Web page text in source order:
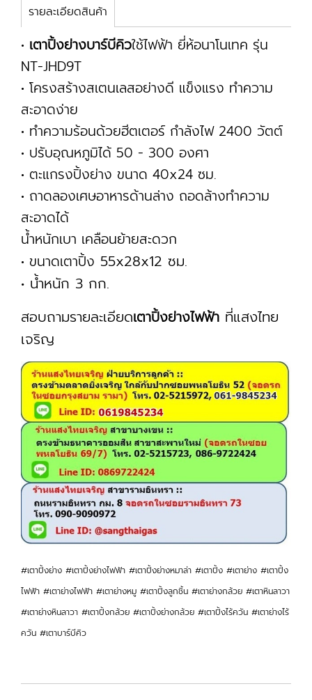
รายละเอียดสินค้า
• เตาปิ้งย่างบาร์บีคิวใช้ไฟฟ้า ยี่ห้อนาโนเทค รุ่น
NT-JHD9T
• โครงสร้างสเตนเลสอย่างดี แข็งแรง ทำความ
สะอาดง่าย
• ทำความร้อนด้วยฮีตเตอร์ กำลังไฟ 2400 วัตต์
• ปรับอุณหภูมิได้ 50 - 300 องศา
• ตะแกรงปิ้งย่าง ขนาด 40x24 ซม.
• ถาดลองเศษอาหารด้านล่าง ถอดล้างทำความ
สะอาดได้
น้ำหนักเบา เคลือนย้ายสะดวก
• ขนาดเตาปิ้ง 55x28x12 ซม.
• น้ำหนัก 3 กก.
สอบถามรายละเอียดเตาปิ้งย่างไฟฟ้า ที่แสงไทย
เจริญ
#เตาปิ้งย่าง #เตาปิ้งย่างไฟฟ้า #เตาปิ้งย่างหมาล่า #เตาปิ้ง #เตาย่าง #เตาปิ้ง
ไฟฟ้า #เตาย่างไฟฟ้า #เตาย่างหมู #เตาปิ้งลูกชิ้น #เตาย่างกล้วย #เตาหินลาวา
#เตาย่างหินลาวา #เตาปิ้งกล้วย #เตาปิ้งย่างกล้วย #เตาปิ้งไร้ควัน #เตาย่างไร้
ควัน #เตาบาร์บีคิว